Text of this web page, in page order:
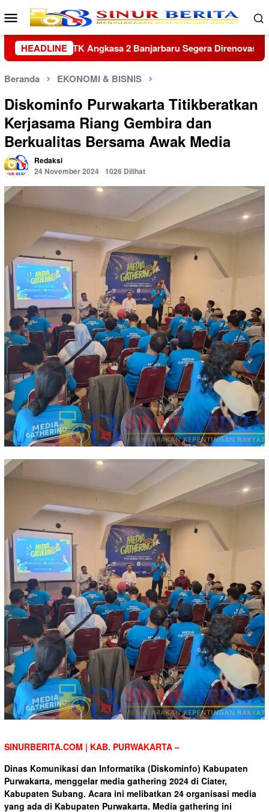
Loncat
ke
konten
Menu
Mobile
HEADLINE
Direnovasi Kapolres Sambas Silaturahmi ke
Beranda EKONOMI & BISNIS
Diskominfo Purwakarta Titikberatkan
Kerjasama Riang Gembira dan
Berkualitas Bersama Awak Media
Redaksi
24 November 2024 1026 Dilihat
SINURBERITA.COM | KAB. PURWAKARTA–
Dinas Komunikasi dan Informatika (Diskominfo) Kabupaten
Purwakarta, menggelar media gathering 2024 di Ciater,
Kabupaten Subang. Acara ini melibatkan 24 organisasi media
yang ada di Kabupaten Purwakarta. Media gathering ini